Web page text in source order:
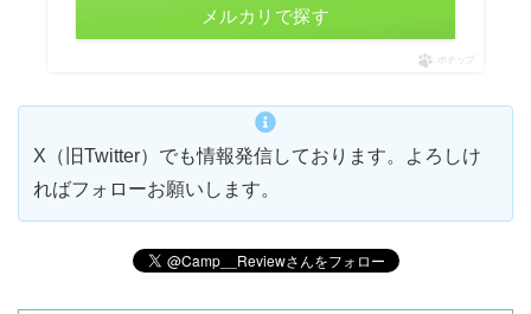
メルカリで探す
ポチップ
X（旧Twitter）でも情報発信しております。よろしけ
ればフォローお願いします。